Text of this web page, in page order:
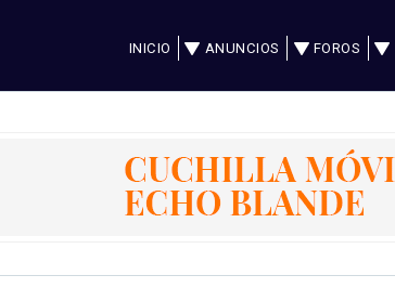
INICIO ANUNCIOS FOROS